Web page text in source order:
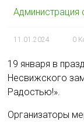
Администрация
11.01.2024 0
19 января в
Несвижского
Радостью!».
Организаторы